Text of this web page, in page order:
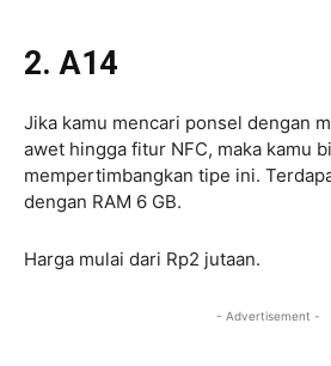
2. A14
Jika kamu mencari ponsel dengan
awet hingga fitur NFC, maka kamu
mempertimbangkan tipe ini.
dengan RAM 6 GB.
Harga mulai dari Rp2 jutaan.
- Advertisement -